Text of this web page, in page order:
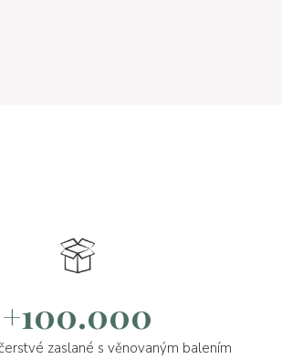
+100.000
zaslané s věnovaným balením